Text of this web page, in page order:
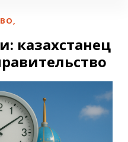
,
казахстанец